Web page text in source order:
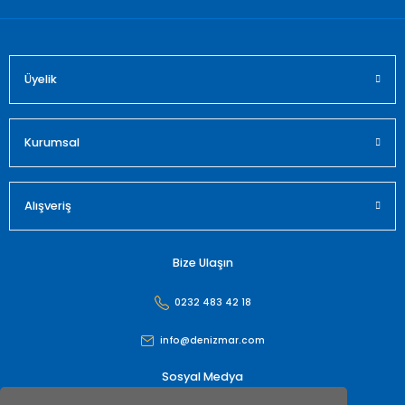
Üyelik
Kurumsal
Alışveriş
Bize Ulaşın
0232 483 42 18
info@denizmar.com
Sosyal Medya